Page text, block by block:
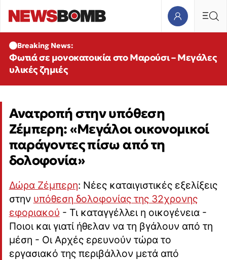
Breaking News:
Φωτιά σε μονοκατοικία στο Μαρούσι – Μεγάλες
υλικές ζημιές
Ανατροπή στην υπόθεση
Ζέμπερη: «Μεγάλοι οικονομικοί
παράγοντες πίσω από τη
δολοφονία»
Δώρα Ζέμπερη: Νέες καταιγιστικές εξελίξεις
στην υπόθεση δολοφονίας της 32χρονης
εφοριακού - Τι καταγγέλλει η οικογένεια -
Ποιοι και γιατί ήθελαν να τη βγάλουν από τη
μέση - Οι Αρχές ερευνούν τώρα το
εργασιακό της περιβάλλον μετά από